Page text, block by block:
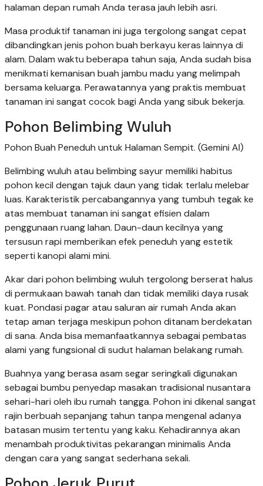
halaman depan rumah Anda terasa jauh lebih asri.
Masa produktif tanaman ini juga tergolong sangat cepat
dibandingkan jenis pohon buah berkayu keras lainnya di
alam. Dalam waktu beberapa tahun saja, Anda sudah bisa
menikmati kemanisan buah jambu madu yang melimpah
bersama keluarga. Perawatannya yang praktis membuat
tanaman ini sangat cocok bagi Anda yang sibuk bekerja.
Pohon Belimbing Wuluh
Pohon Buah Peneduh untuk Halaman Sempit. (Gemini AI)
Belimbing wuluh atau belimbing sayur memiliki habitus
pohon kecil dengan tajuk daun yang tidak terlalu melebar
luas. Karakteristik percabangannya yang tumbuh tegak ke
atas membuat tanaman ini sangat efisien dalam
penggunaan ruang lahan. Daun-daun kecilnya yang
tersusun rapi memberikan efek peneduh yang estetik
seperti kanopi alami mini.
Akar dari pohon belimbing wuluh tergolong berserat halus
di permukaan bawah tanah dan tidak memiliki daya rusak
kuat. Pondasi pagar atau saluran air rumah Anda akan
tetap aman terjaga meskipun pohon ditanam berdekatan
di sana. Anda bisa memanfaatkannya sebagai pembatas
alami yang fungsional di sudut halaman belakang rumah.
Buahnya yang berasa asam segar seringkali digunakan
sebagai bumbu penyedap masakan tradisional nusantara
sehari-hari oleh ibu rumah tangga. Pohon ini dikenal sangat
rajin berbuah sepanjang tahun tanpa mengenal adanya
batasan musim tertentu yang kaku. Kehadirannya akan
menambah produktivitas pekarangan minimalis Anda
dengan cara yang sangat sederhana sekali.